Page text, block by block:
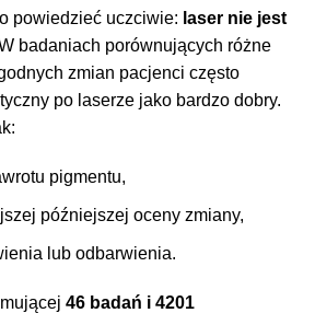
powiedzieć uczciwie: laser nie jest
badaniach porównujących różne
zmian pacjenci często
po laserze jako bardzo dobry.
pigmentu,
późniejszej oceny zmiany,
lub odbarwienia.
46 badań i 4201